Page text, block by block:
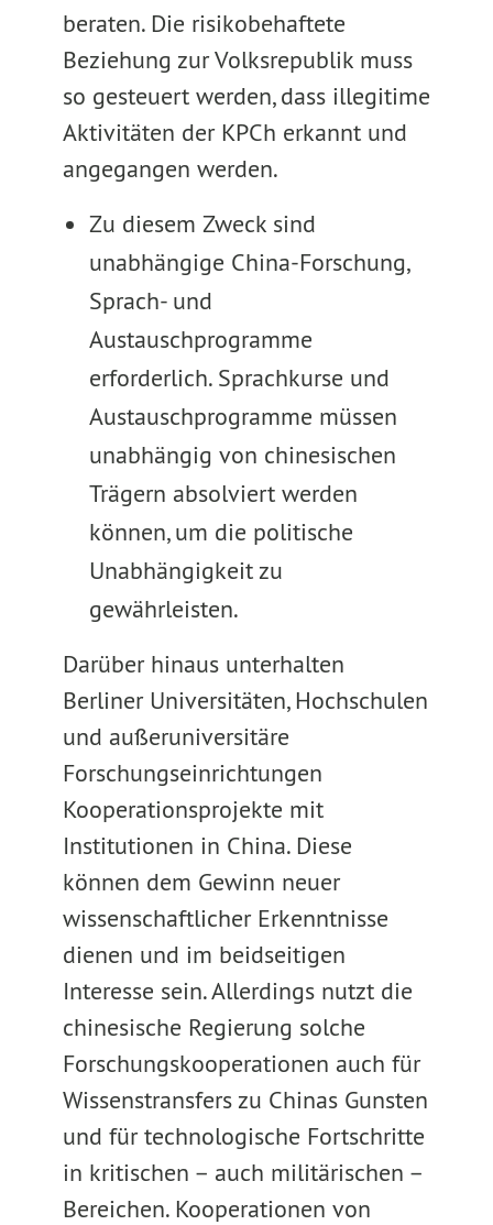
beraten. Die risikobehaftete
Beziehung zur Volksrepublik muss
so gesteuert werden, dass illegitime
Aktivitäten der KPCh erkannt und
angegangen werden.
Zu diesem Zweck sind
unabhängige China-Forschung,
Sprach- und
Austauschprogramme
erforderlich. Sprachkurse und
Austauschprogramme müssen
unabhängig von chinesischen
Trägern absolviert werden
können, um die politische
Unabhängigkeit zu
gewährleisten.
Darüber hinaus unterhalten
Berliner Universitäten, Hochschulen
und außeruniversitäre
Forschungseinrichtungen
Kooperationsprojekte mit
Institutionen in China. Diese
können dem Gewinn neuer
wissenschaftlicher Erkenntnisse
dienen und im beidseitigen
Interesse sein. Allerdings nutzt die
chinesische Regierung solche
Forschungskooperationen auch für
Wissenstransfers zu Chinas Gunsten
und für technologische Fortschritte
in kritischen – auch militärischen –
Bereichen. Kooperationen von